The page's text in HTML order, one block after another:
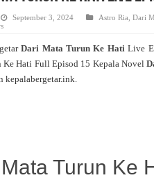
September 3, 2024 Astro Ria Dari
Dari Mata Turun Ke HatiLive
Ke Hati Full Episod 15 Kepala Novel
kepalabergetar.ink.
Turun Ke